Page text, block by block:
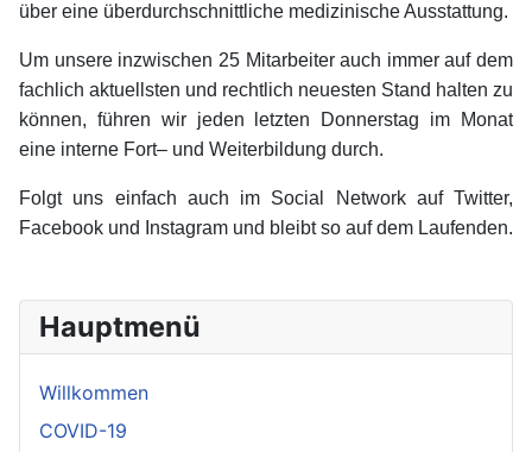
über eine überdurchschnittliche medizinische Ausstattung.
Um unsere inzwischen 25 Mitarbeiter auch immer auf dem
fachlich aktuellsten und rechtlich neuesten Stand halten zu
können, führen wir jeden letzten Donnerstag im Monat
eine interne Fort– und Weiterbildung durch.
Folgt uns einfach auch im Social Network auf Twitter,
Facebook und Instagram und bleibt so auf dem Laufenden.
Hauptmenü
Willkommen
COVID-19